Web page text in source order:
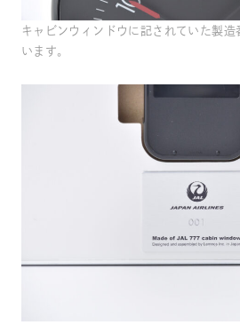
キャビンウィンドウに記されていた製造
います。